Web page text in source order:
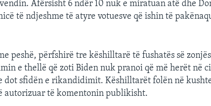
Afërsisht 6 ndër 10 nuk e miratuan atë dhe
të ndjeshme të atyre votuesve që ishin të
peshë, përfshirë tre këshilltarë të fushatës së
e thellë që zoti Biden nuk pranoi që më herët në
dot sfidën e rikandidimit. Këshilltarët folën në
autorizuar të komentonin publikisht.